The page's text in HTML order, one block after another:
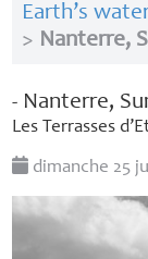
Earth’s
> Nanterre,
- Nanterre,
Les Terrasses
dimanche 25